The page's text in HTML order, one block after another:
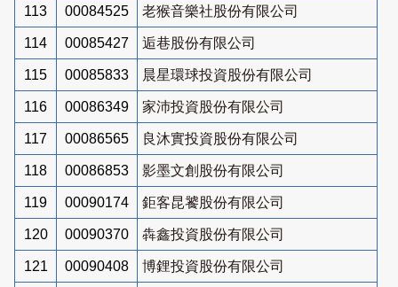
113 00084525 老猴音樂社股份有限公司
114 00085427 逅巷股份有限公司
115 00085833 晨星環球投資股份有限公司
116 00086349 家沛投資股份有限公司
117 00086565 良沐實投資股份有限公司
118 00086853 影墨文創股份有限公司
119 00090174 鉅客昆饕股份有限公司
120 00090370 犇鑫投資股份有限公司
121 00090408 博鋰投資股份有限公司